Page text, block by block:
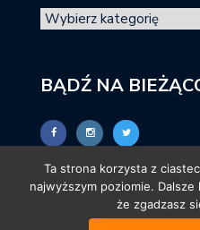
BĄDŹ NA
Ta strona korzysta z
najwyższym poziomie.
że zgadzasz